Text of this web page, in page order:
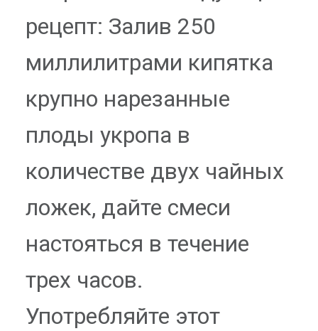
рецепт: Залив 250
миллилитрами кипятка
крупно нарезанные
плоды укропа в
количестве двух чайных
ложек, дайте смеси
настояться в течение
трех часов.
Употребляйте этот